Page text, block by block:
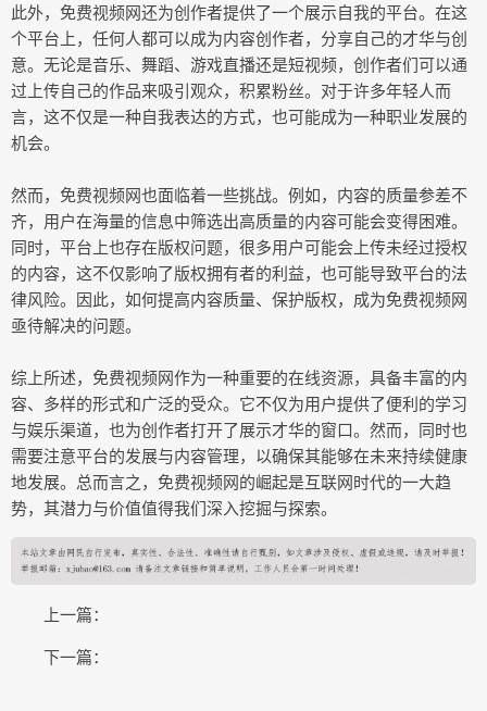
此外，免费视频网还为创作者提供了一个展示自我的平台。在这
个平台上，任何人都可以成为内容创作者，分享自己的才华与创
意。无论是音乐、舞蹈、游戏直播还是短视频，创作者们可以通
过上传自己的作品来吸引观众，积累粉丝。对于许多年轻人而
言，这不仅是一种自我表达的方式，也可能成为一种职业发展的
机会。
然而，免费视频网也面临着一些挑战。例如，内容的质量参差不
齐，用户在海量的信息中筛选出高质量的内容可能会变得困难。
同时，平台上也存在版权问题，很多用户可能会上传未经过授权
的内容，这不仅影响了版权拥有者的利益，也可能导致平台的法
律风险。因此，如何提高内容质量、保护版权，成为免费视频网
亟待解决的问题。
综上所述，免费视频网作为一种重要的在线资源，具备丰富的内
容、多样的形式和广泛的受众。它不仅为用户提供了便利的学习
与娱乐渠道，也为创作者打开了展示才华的窗口。然而，同时也
需要注意平台的发展与内容管理，以确保其能够在未来持续健康
地发展。总而言之，免费视频网的崛起是互联网时代的一大趋
势，其潜力与价值值得我们深入挖掘与探索。
上一篇：
下一篇：